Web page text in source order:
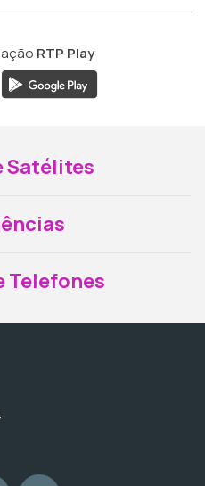
RTP Play
Satélites
Telefones